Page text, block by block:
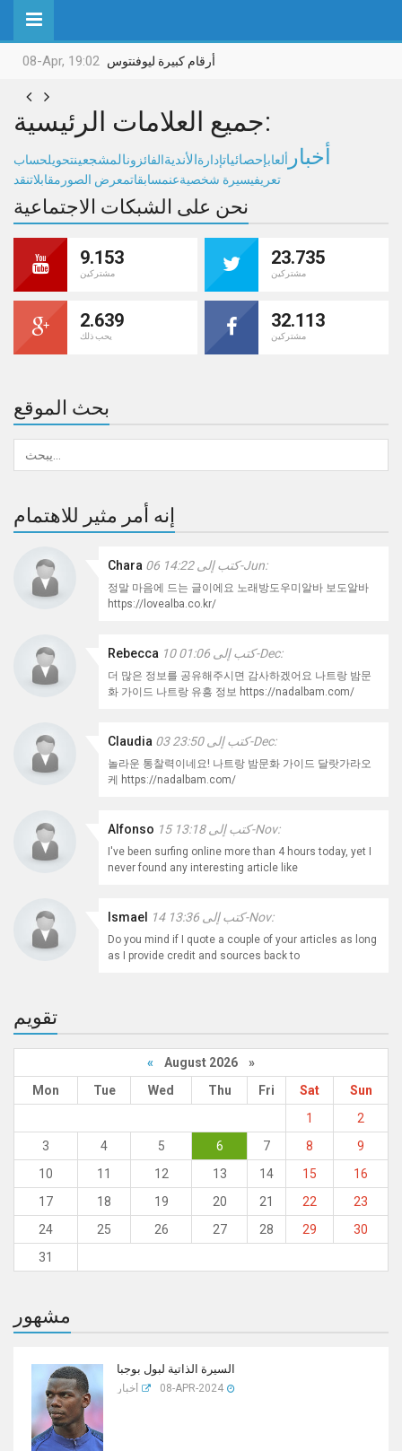
08-Apr, 19:02 أرقام كبيرة ليوفنتوس
 
جميع العلامات الرئيسية:
أخبار ألعابإحصائياتإدارةالأنديةالفائزونالمشجعينتحويلحساب
تعريفيسيرة شخصيةعنمسابقاتمعرض الصور مقابلاتنقد
نحن على الشبكات الاجتماعية
9.153
مشتركين
23.735
مشتركين
2.639
يحب ذلك
32.113
مشتركين
بحث الموقع
إنه أمر مثير للاهتمام
Chara كتب إلى 14:22 06-Jun:
정말 마음에 드는 글이에요 노래방도우미알바 보도알바
https://lovealba.co.kr/
Rebecca كتب إلى 01:06 10-Dec:
더 많은 정보를 공유해주시면 감사하겠어요 나트랑 밤문
화 가이드 나트랑 유흥 정보 https://nadalbam.com/
Claudia كتب إلى 23:50 03-Dec:
놀라운 통찰력이네요! 나트랑 밤문화 가이드 달랏가라오
케 https://nadalbam.com/
Alfonso كتب إلى 13:18 15-Nov:
I've been surfing online more than 4 hours today, yet I
never found any interesting article like
Ismael كتب إلى 13:36 14-Nov:
Do you mind if I quote a couple of your articles as long
as I provide credit and sources back to
تقويم
« August 2026 »
Mon
Tue Wed Thu Fri Sat
Sun
1
2
3
4 5 6 7 8
9
10
11 12 13 14 15
16
17
18 19 20 21 22
23
24
25 26 27 28 29
30
31
مشهور
السيرة الذاتية لبول بوجبا
أخبار 08-APR-2024